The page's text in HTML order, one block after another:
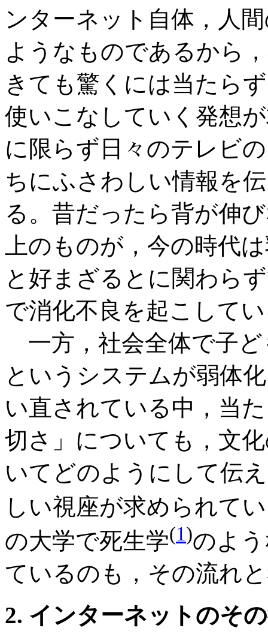
ンターネット自体，人
ようなものであるから
きても驚くには当たら
使いこなしていく発想
に限らず日々のテレビ
ちにふさわしい情報を
る。昔だったら背が伸
上のものが，今の時代
と好まざるとに関わら
で消化不良を起こして
一方，社会全体で子
というシステムが弱体
い直されている中，当
切さ」についても，文
いてどのようにして伝
しい視座が求められて
の大学で死生学(1)のよ
ているのも，その流れ
2. インターネットのそ